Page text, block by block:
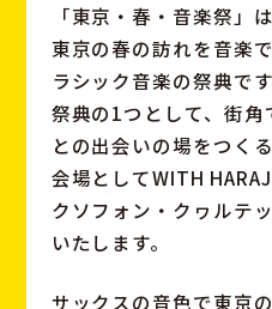
「東京・春・音楽祭」
東京の春の訪れを音楽
ラシック音楽の祭典です
祭典の1つとして、街
との出会いの場をつく
会場としてWITH
クソフォン・クヮルテ
いたします。
サックスの音色で東京